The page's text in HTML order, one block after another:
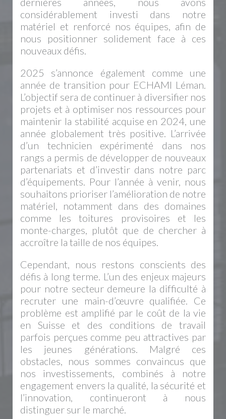
considérablement investi dans notre
matériel et renforcé nos équipes, afin de
nous positionner solidement face à ces
nouveaux défis.
2025 s’annonce également comme une
année de transition pour ECHAMI Léman.
L’objectif sera de continuer à diversifier nos
projets et à optimiser nos ressources pour
maintenir la stabilité acquise en 2024, une
année globalement très positive. L’arrivée
d’un technicien expérimenté dans nos
rangs a permis de développer de nouveaux
partenariats et d’investir dans notre parc
d’équipements. Pour l’année à venir, nous
souhaitons prioriser l’amélioration de notre
matériel, notamment dans des domaines
comme les toitures provisoires et les
monte-charges, plutôt que de chercher à
accroître la taille de nos équipes.
Cependant, nous restons conscients des
défis à long terme. L’un des enjeux majeurs
pour notre secteur demeure la difficulté à
recruter une main-d’œuvre qualifiée. Ce
problème est amplifié par le coût de la vie
en Suisse et des conditions de travail
parfois perçues comme peu attractives par
les jeunes générations. Malgré ces
obstacles, nous sommes convaincus que
nos investissements, combinés à notre
engagement envers la qualité, la sécurité et
l’innovation, continueront à nous
distinguer sur le marché.